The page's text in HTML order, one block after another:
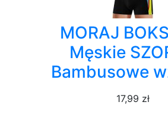
MORAJ
Męskie
Bambusowe
17,99 zł